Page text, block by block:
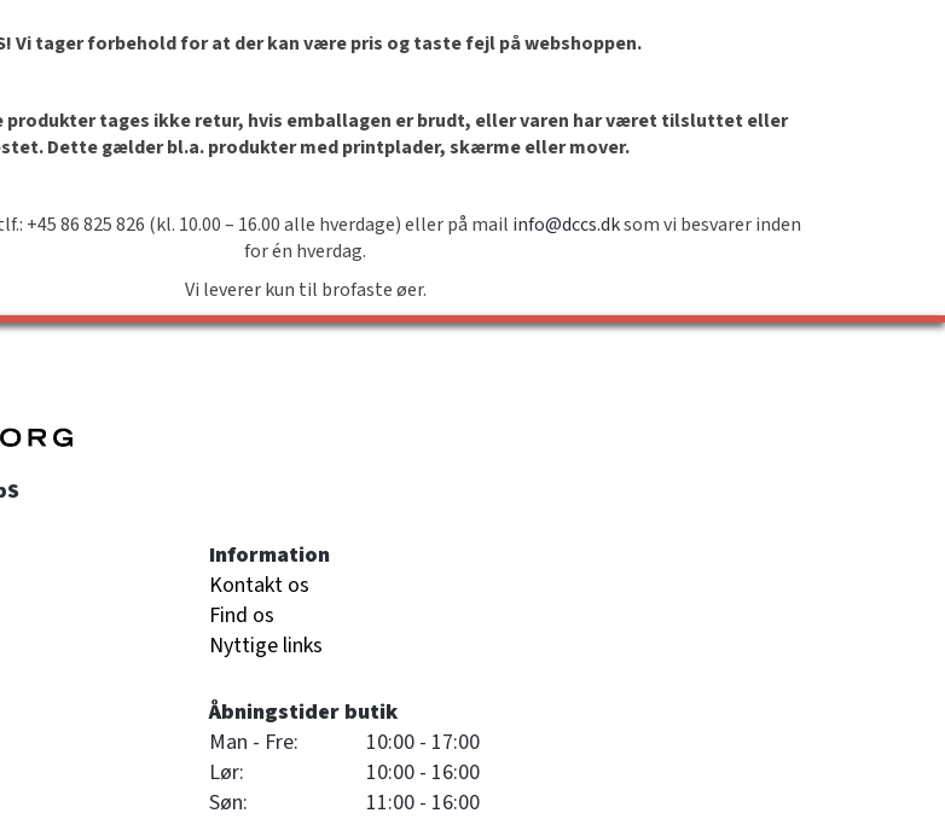
Vi tager forbehold for at der kan være pris og taste fejl på webshoppen.
produkter tages ikke retur, hvis emballagen er brudt, eller varen har været tilsluttet eller
Dette gælder bl.a. produkter med printplader, skærme eller mover.
+45 86 825 826 (kl. 10.00 – 16.00 alle hverdage) eller på mail info@dccs.dksom vi besvarer inden
for én hverdag.
Vi leverer kun til brofaste øer.
Information
Kontakt os
Find os
Nyttige links
Åbningstider butik
Man - Fre:
10:00 - 17:00
Lør:
10:00 - 16:00
Søn:
11:00 - 16:00